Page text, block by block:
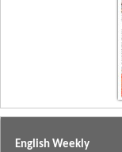
English Weekly